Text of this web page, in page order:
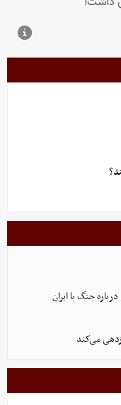
جنگ با ایران
می‌کند